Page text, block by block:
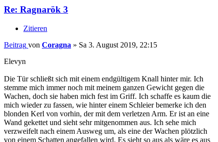
Re: Ragnarök 3
Zitieren
Beitrag von Coragna » Sa 3. August 2019, 22:15
Elevyn
Die Tür schließt sich mit einem endgültigem Knall hinter mir. Ich
stemme mich immer noch mit meinem ganzen Gewicht gegen die
Wachen, doch sie haben mich fest im Griff. Ich schaffe es kaum die
mich wieder zu fassen, wie hinter einem Schleier bemerke ich den
blonden Kerl von vorhin, der mit dem verletzen Arm. Er ist an eine
Wand gekettet und sieht sehr mitgenommen aus. Ich sehe mich
verzweifelt nach einem Ausweg um, als eine der Wachen plötzlich
von einem Schatten angefallen wird. Es sieht so aus als wäre es aus